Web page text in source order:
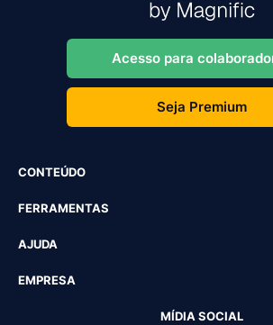
Acesso para
Seja Premium
CONTEÚDO
FERRAMENTAS
AJUDA
EMPRESA
MÍDIA SOCIAL